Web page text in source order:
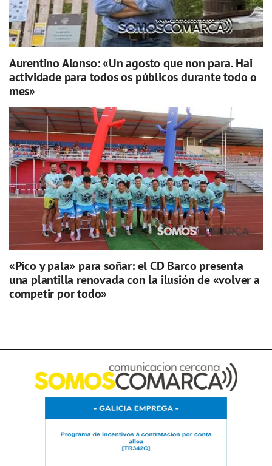
Aurentino Alonso: «Un agosto que non para. Hai
actividade para todos os públicos durante todo o
mes»
«Pico y pala» para soñar: el CD Barco presenta
una plantilla renovada con la ilusión de «volver a
competir por todo»